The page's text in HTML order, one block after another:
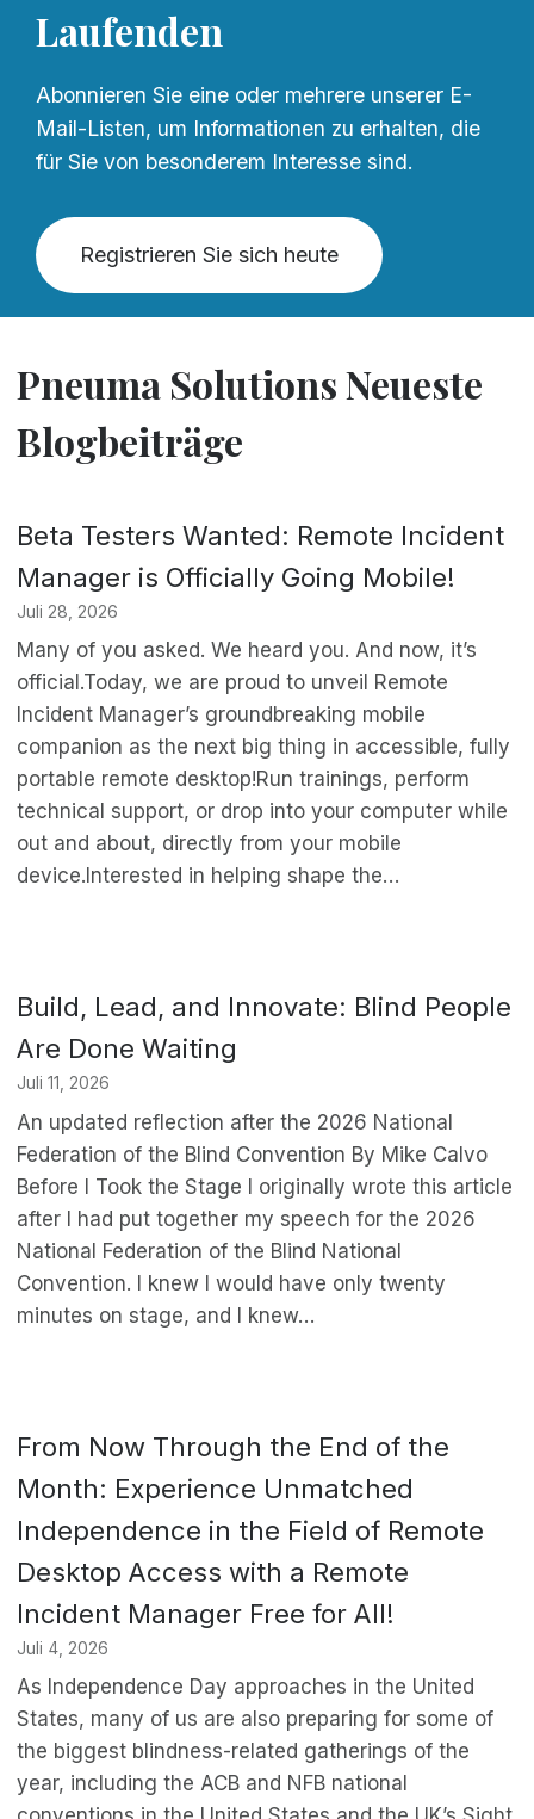
Laufenden
Abonnieren Sie eine oder mehrere unserer E-
Mail-Listen, um Informationen zu erhalten, die
für Sie von besonderem Interesse sind.
Registrieren Sie sich heute
Pneuma Solutions Neueste
Blogbeiträge
Beta Testers Wanted: Remote Incident
Manager is Officially Going Mobile!
Juli 28, 2026
Many of you asked. We heard you. And now, it’s
official.Today, we are proud to unveil Remote
Incident Manager’s groundbreaking mobile
companion as the next big thing in accessible, fully
portable remote desktop!Run trainings, perform
technical support, or drop into your computer while
out and about, directly from your mobile
device.Interested in helping shape the…
Build, Lead, and Innovate: Blind People
Are Done Waiting
Juli 11, 2026
An updated reflection after the 2026 National
Federation of the Blind Convention By Mike Calvo
Before I Took the Stage I originally wrote this article
after I had put together my speech for the 2026
National Federation of the Blind National
Convention. I knew I would have only twenty
minutes on stage, and I knew…
From Now Through the End of the
Month: Experience Unmatched
Independence in the Field of Remote
Desktop Access with a Remote
Incident Manager Free for All!
Juli 4, 2026
As Independence Day approaches in the United
States, many of us are also preparing for some of
the biggest blindness-related gatherings of the
year, including the ACB and NFB national